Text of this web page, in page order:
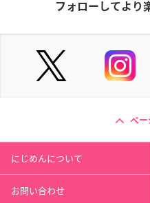
フォローしてより
ペー
にじめんについて
お問い合わせ